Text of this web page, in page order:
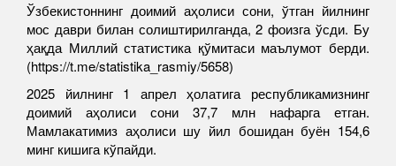
Ўзбекистоннинг доимий аҳолиси сони, ўтган йилнинг
мос даври билан солиштирилганда, 2 фоизга ўсди. Бу
ҳақда Миллий статистика қўмитаси маълумот берди.
(https://t.me/statistika_rasmiy/5658)
2025 йилнинг 1 апрел ҳолатига республикамизнинг
доимий аҳолиси сони 37,7 млн нафарга етган.
Мамлакатимиз аҳолиси шу йил бошидан буён 154,6
минг кишига кўпайди.